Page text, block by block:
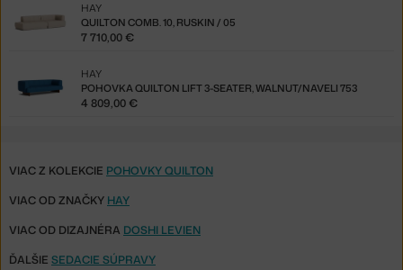
QUILTON COMB. 10, RUSKIN / 05
HAY
7 710,00 €
POHOVKA QUILTON LIFT 3-SEATER, WALNUT/NAVELI 753
HAY
4 809,00 €
VIAC Z KOLEKCIE POHOVKY QUILTON
VIAC OD ZNAČKY HAY
VIAC OD DIZAJNÉRA DOSHI LEVIEN
ĎALŠIE SEDACIE SÚPRAVY